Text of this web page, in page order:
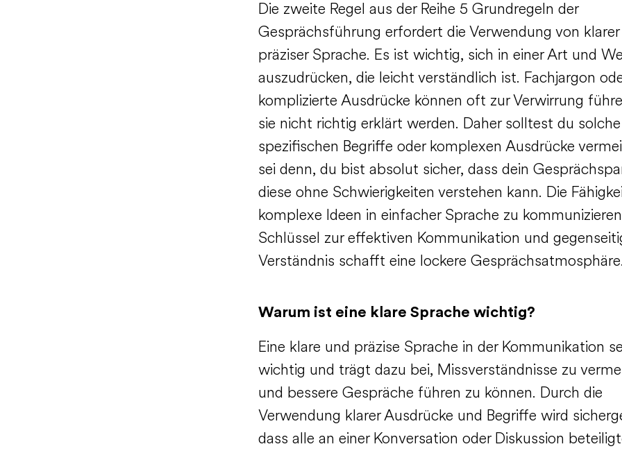
Die zweite Regel aus der Reihe 5 Grundregeln der
Gesprächsführung erfordert die Verwendung von
präziser Sprache. Es ist wichtig, sich in einer Art und
auszudrücken, die leicht verständlich ist. Fachjargon
komplizierte Ausdrücke können oft zur Verwirrung
sie nicht richtig erklärt werden. Daher solltest du solche
spezifischen Begriffe oder komplexen Ausdrücke
sei denn, du bist absolut sicher, dass dein
diese ohne Schwierigkeiten verstehen kann. Die
komplexe Ideen in einfacher Sprache zu
Schlüssel zur effektiven Kommunikation und
Verständnis schafft eine lockere
Warum ist eine klare Sprache wichtig?
Eine klare und präzise Sprache in der Kommunikation
wichtig und trägt dazu bei, Missverständnisse zu
und bessere Gespräche führen zu können. Durch die
Verwendung klarer Ausdrücke und Begriffe wird
dass alle an einer Konversation oder Diskussion